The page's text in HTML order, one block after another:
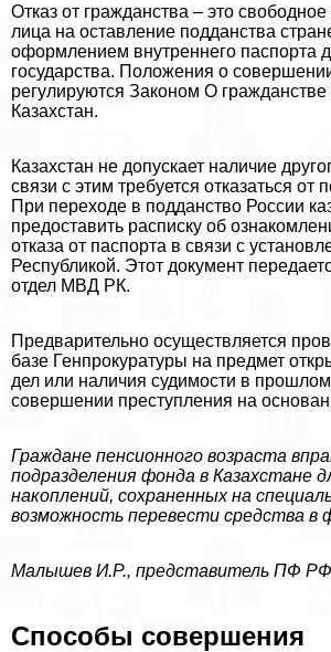
Отказ от гражданства – это
лица на оставление подданства
оформлением внутреннего паспорта
государства. Положения о
регулируются Законом О гражданстве
Казахстан.
Казахстан не допускает наличие
связи с этим требуется отказаться от
При переходе в подданство России
предоставить расписку об
отказа от паспорта в связи с
Республикой. Этот документ
отдел МВД РК.
Предварительно осуществляется
базе Генпрокуратуры на предмет
дел или наличия судимости в
совершении преступления на
Граждане пенсионного возраста
подразделения фонда в Казахстане
накоплений, сохраненных на
возможность перевести средства в
Малышев И.Р., представитель ПФ РФ
Способы совершения